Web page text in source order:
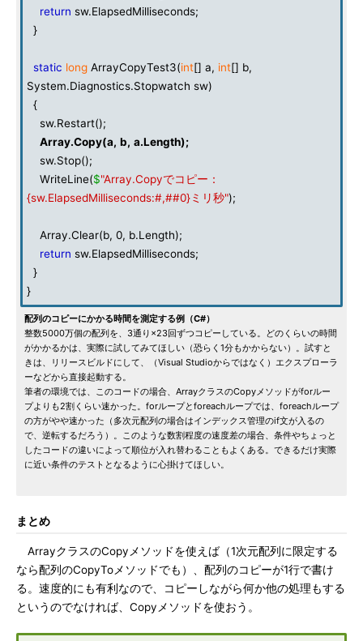
return sw.ElapsedMilliseconds;
}
static long ArrayCopyTest3(int[] a, int[] b,
System.Diagnostics.Stopwatch sw)
{
sw.Restart();
Array.Copy(a, b, a.Length);
sw.Stop();
WriteLine($"Array.Copyでコピー：
{sw.ElapsedMilliseconds:#,##0}ミリ秒");
Array.Clear(b, 0, b.Length);
return sw.ElapsedMilliseconds;
}
}
配列のコピーにかかる時間を測定する例（C#）
整数5000万個の配列を、3通り×23回ずつコピーしている。どのくらいの時間
がかかるかは、実際に試してみてほしい（恐らく1分もかからない）。試すと
きは、リリースビルドにして、（Visual Studioからではなく）エクスプローラ
ーなどから直接起動する。
筆者の環境では、このコードの場合、ArrayクラスのCopyメソッドがforルー
プよりも2割くらい速かった。forループとforeachループでは、foreachループ
の方がやや速かった（多次元配列の場合はインデックス管理のif文が入るの
で、逆転するだろう）。このような数割程度の速度差の場合、条件やちょっと
したコードの違いによって順位が入れ替わることもよくある。できるだけ実際
に近い条件のテストとなるように心掛けてほしい。
まとめ
ArrayクラスのCopyメソッドを使えば（1次元配列に限定する
なら配列のCopyToメソッドでも）、配列のコピーが1行で書け
る。速度的にも有利なので、コピーしながら何か他の処理もする
というのでなければ、Copyメソッドを使おう。